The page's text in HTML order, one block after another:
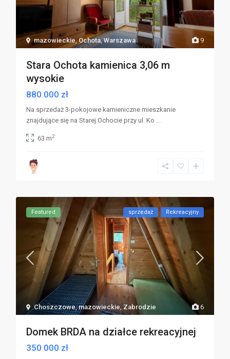
9
mazowieckie,Ochota,Warszawa
Stara Ochota kamienica 3,06 m
wysokie
880 000 zł
Na sprzedaż 3-pokojowe kamieniczne mieszkanie
znajdujące się na Starej Ochocie przy ul. Ko ...
63 m2
6
Choszczowe,mazowieckie, Zabrodzie
Featured sprzedaż Rekreacyjny
Domek BRDA na działce rekreacyjnej
350 000 zł